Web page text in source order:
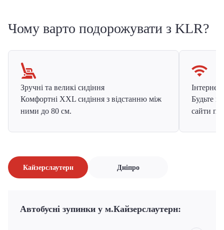
Чому варто подорожувати з KLR?
Зручні та великі сидіння
Комфортні XXL сидіння з відстанню між
ними до 80 см.
Інтернет
Будьте
сайти
Кайзерслаутерн Дніпро
Автобусні зупинки у м.Кайзерслаутерн: